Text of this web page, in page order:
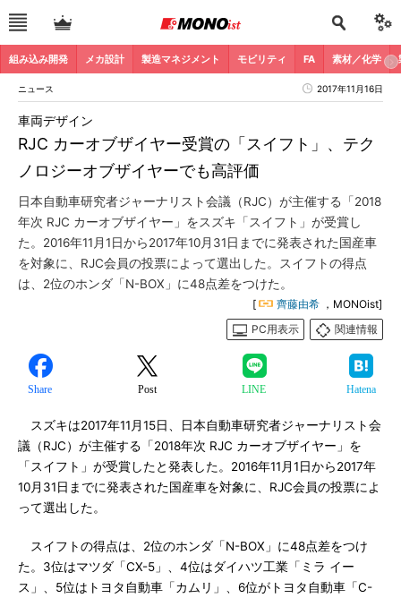
組み込み開発 メカ設計 製造マネジメント モビリティ FA 素材／化学
ニュース 2017年11月16日
RJC カーオブザイヤー受賞の「スイフト」、テク
ノロジーオブザイヤーでも高評価
車両デザイン
日本自動車研究者ジャーナリスト会議（RJC）が主催する「2018
年次 RJC カーオブザイヤー」をスズキ「スイフト」が受賞し
た。2016年11月1日から2017年10月31日までに発表された国産車
を対象に、RJC会員の投票によって選出した。スイフトの得点
は、2位のホンダ「N-BOX」に48点差をつけた。
[ 齊藤由希 ，MONOist]
PC用表示
関連情報
Share Post LINE Hatena
スズキは2017年11月15日、日本自動車研究者ジャーナリスト会
議（RJC）が主催する「2018年次 RJC カーオブザイヤー」を
「スイフト」が受賞したと発表した。2016年11月1日から2017年
10月31日までに発表された国産車を対象に、RJC会員の投票によ
って選出した。
スイフトの得点は、2位のホンダ「N-BOX」に48点差をつけ
た。3位はマツダ「CX-5」、4位はダイハツ工業「ミラ イー
ス」、5位はトヨタ自動車「カムリ」、6位がトヨタ自動車「C-